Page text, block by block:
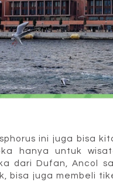
ini juga bisa
hanya untuk
dari Dufan, Ancol
bisa juga membeli